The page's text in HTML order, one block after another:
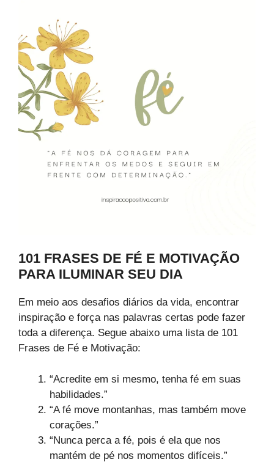
101 FRASES DE FÉ E MOTIVAÇÃO
PARA ILUMINAR SEU DIA
Em meio aos desafios diários da vida, encontrar
inspiração e força nas palavras certas pode fazer
toda a diferença. Segue abaixo uma lista de 101
Frases de Fé e Motivação:
“Acredite em si mesmo, tenha fé em suas
habilidades.”
“A fé move montanhas, mas também move
corações.”
“Nunca perca a fé, pois é ela que nos
mantém de pé nos momentos difíceis.”